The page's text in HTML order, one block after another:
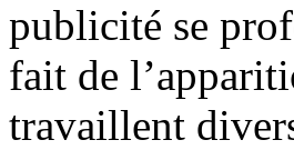
publicité se
fait de
travaillent